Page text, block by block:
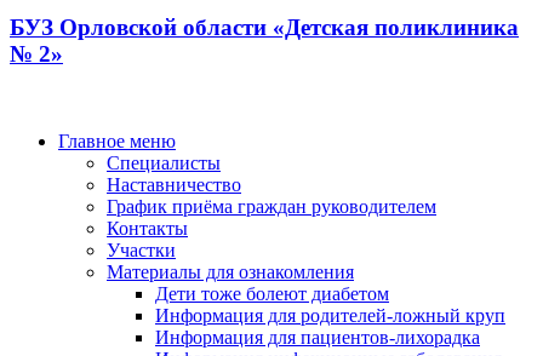
БУЗ Орловской области «Детская поликлиника
№ 2»
Главное меню
Специалисты
Наставничество
График приёма граждан руководителем
Контакты
Участки
Материалы для ознакомления
Дети тоже болеют диабетом
Информация для родителей-ложный круп
Информация для пациентов-лихорадка